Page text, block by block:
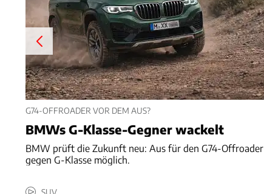
G74-OFFROADER VOR DEM AUS?
BMWs G-Klasse-Gegner wackelt
BMW prüft die Zukunft neu: Aus für den G74-Offroader
gegen G-Klasse möglich.